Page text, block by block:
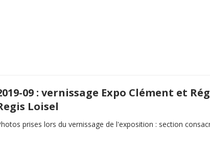
09 : vernissage Expo Clément et
Loisel
prises lors du vernissage de l'exposition : section